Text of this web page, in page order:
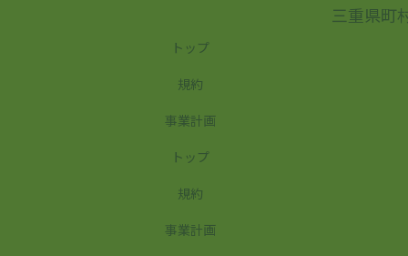
三重県町
トップ
規約
事業計画
トップ
規約
事業計画